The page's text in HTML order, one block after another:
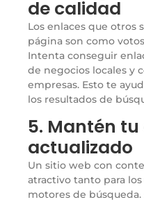
de calidad
Los enlaces que otros
página son como
Intenta conseguir
de negocios locales y
empresas. Esto te
los resultados de
5. Mantén
actualizado
Un sitio web con
atractivo tanto para
motores de